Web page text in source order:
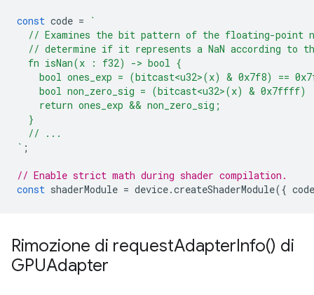
const code =
`
// Examines the bit pattern of the floating-point
// determine if it represents a NaN according to
  fn isNan(x : f32) -> bool {
bool ones_exp = (bitcast<u32>(x) & 0x7f8) ==
bool non_zero_sig = (bitcast<u32>(x) & 0x7ffff)
    return ones_exp && non_zero_sig;
  }
  // ...
` ;
// Enable strict math during shader compilation.
const shaderModule = device.createShaderModule({ code
Rimozione di requestAdapterInfo() di
GPUAdapter